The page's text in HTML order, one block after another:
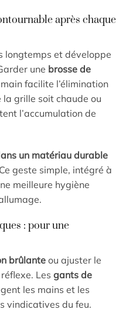
après chaque
longtemps et développe
une brosse de
facilite l’élimination
grille soit chaude ou
l’accumulation de
un matériau durable
geste simple, intégré à
meilleure hygiène
: pour une
brûlante ou ajuster le
Les gants de
les mains et les
vindicatives du feu.